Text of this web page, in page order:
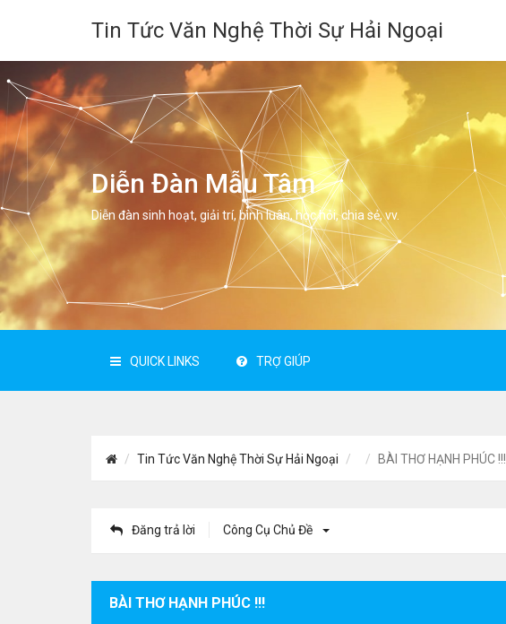
Tin Tức Văn Nghệ Thời Sự Hải Ngoại
Diễn Đàn Mẫu Tâm
Diễn đàn sinh hoạt, giải trí, bình luân, học hỏi, chia sẻ, vv.
QUICK LINKS TRỢ GIÚP
Tin Tức Văn Nghệ Thời Sự Hải Ngoại BÀI THƠ HẠNH PHÚC !!!
Đăng trả lời Công Cụ Chủ Đề
BÀI THƠ HẠNH PHÚC !!!